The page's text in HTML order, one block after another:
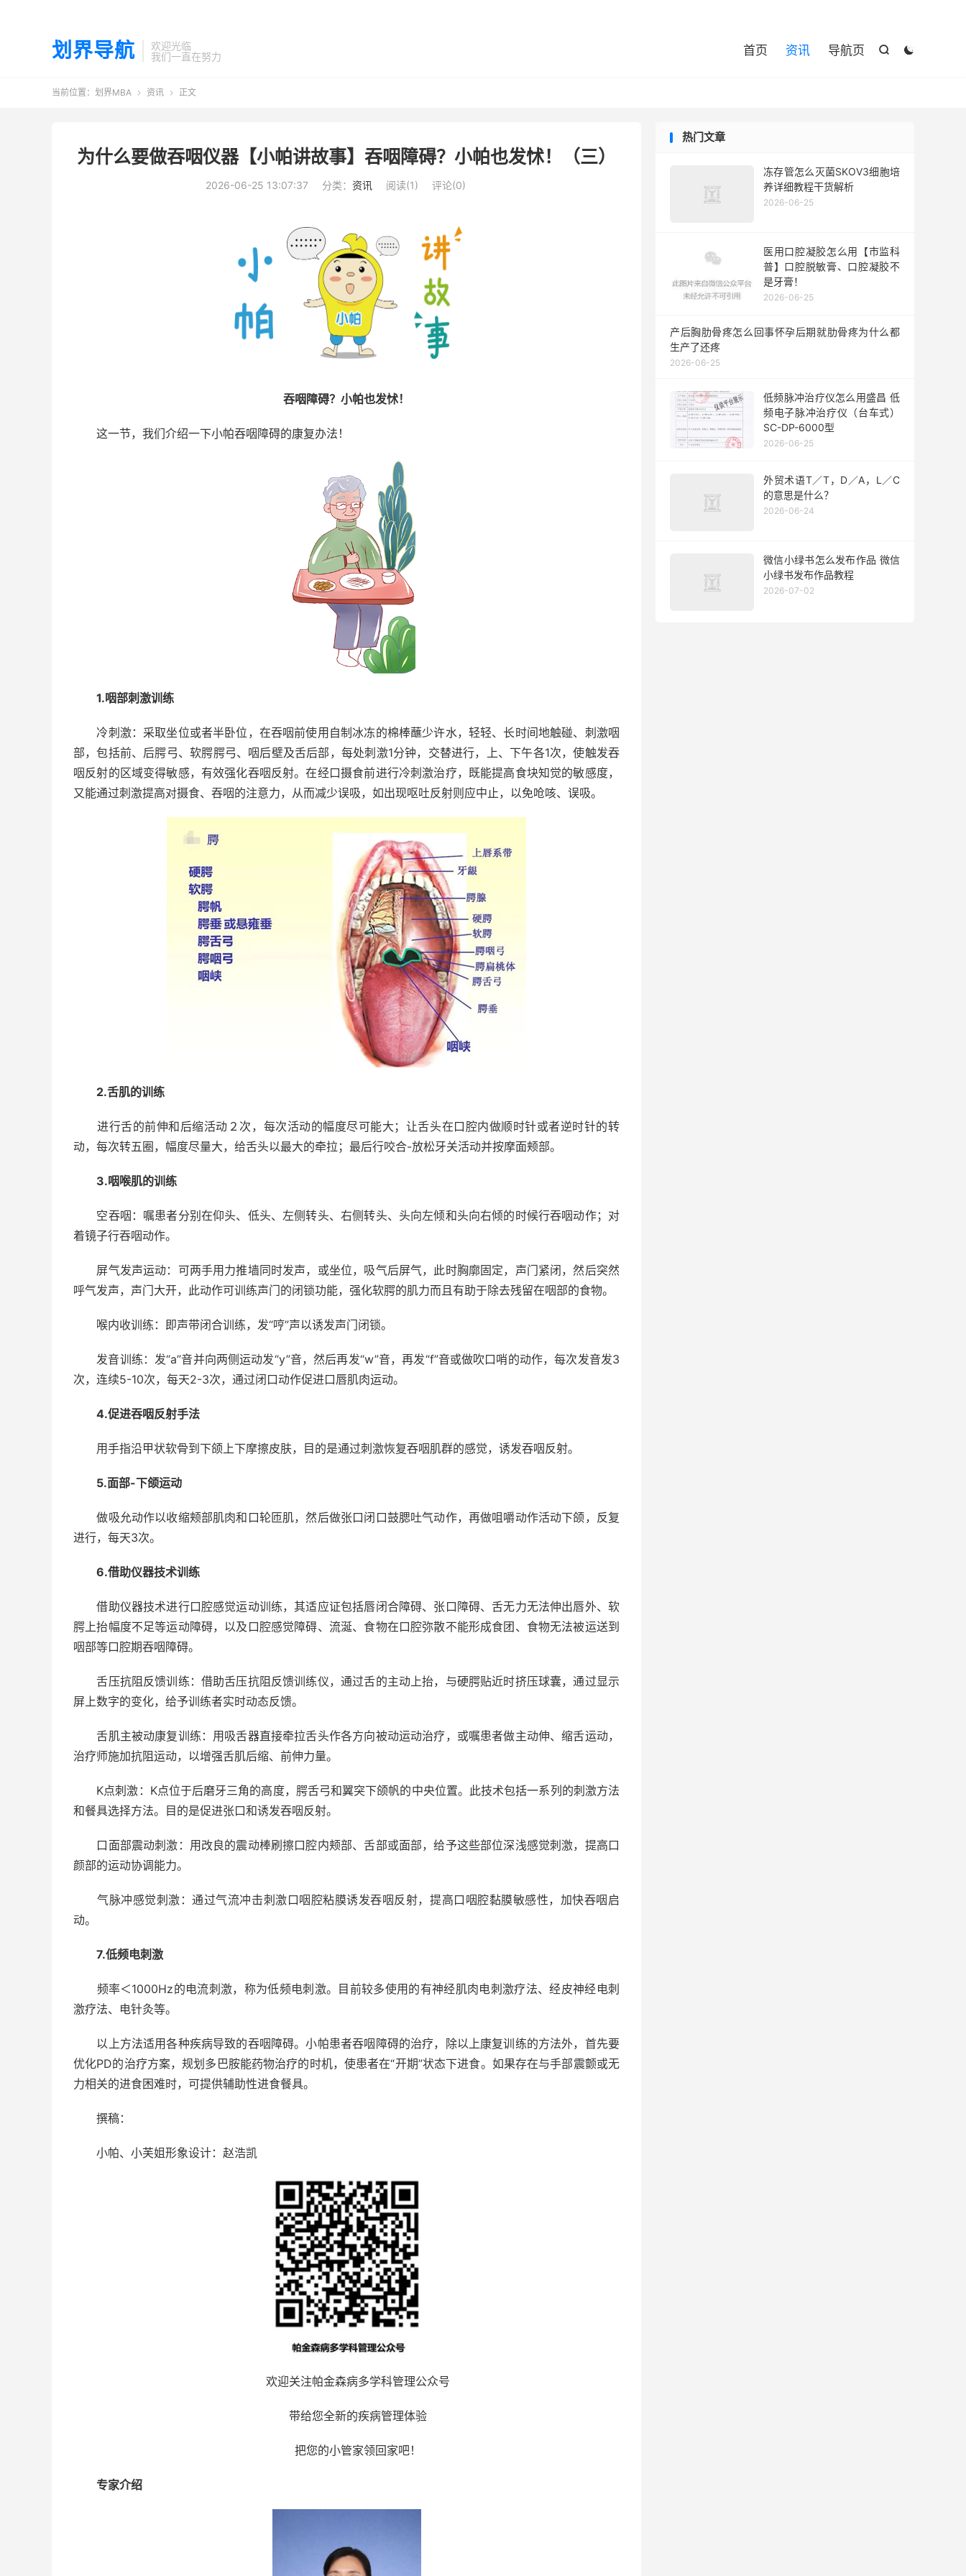
划界导航
欢迎光临
我们一直在努力


首页 资讯 导航页
当前位置： 划界MBA  资讯  正文
为什么要做吞咽仪器【小帕讲故事】吞咽障碍？小帕也发怵！（三）
2026-06-25 13:07:37 分类： 资讯 阅读(1) 评论(0)
吞咽障碍？小帕也发怵！
这一节，我们介绍一下小帕吞咽障碍的康复办法！
1.咽部刺激训练
冷刺激：采取坐位或者半卧位，在吞咽前使用自制冰冻的棉棒蘸少许水，轻轻、长时间地触碰、刺激咽
部，包括前、后腭弓、软腭腭弓、咽后壁及舌后部，每处刺激1分钟，交替进行，上、下午各1次，使触发吞
咽反射的区域变得敏感，有效强化吞咽反射。在经口摄食前进行冷刺激治疗，既能提高食块知觉的敏感度，
又能通过刺激提高对摄食、吞咽的注意力，从而减少误吸，如出现呕吐反射则应中止，以免呛咳、误吸。
2.舌肌的训练
进行舌的前伸和后缩活动２次，每次活动的幅度尽可能大；让舌头在口腔内做顺时针或者逆时针的转
动，每次转五圈，幅度尽量大，给舌头以最大的牵拉；最后行咬合-放松牙关活动并按摩面颊部。
3.咽喉肌的训练
空吞咽：嘱患者分别在仰头、低头、左侧转头、右侧转头、头向左倾和头向右倾的时候行吞咽动作；对
着镜子行吞咽动作。
屏气发声运动：可两手用力推墙同时发声，或坐位，吸气后屏气，此时胸廓固定，声门紧闭，然后突然
呼气发声，声门大开，此动作可训练声门的闭锁功能，强化软腭的肌力而且有助于除去残留在咽部的食物。
喉内收训练：即声带闭合训练，发“哼”声以诱发声门闭锁。
发音训练：发“a”音并向两侧运动发“y”音，然后再发“w”音，再发“f”音或做吹口哨的动作，每次发音发3
次，连续5-10次，每天2-3次，通过闭口动作促进口唇肌肉运动。
4.促进吞咽反射手法
用手指沿甲状软骨到下颌上下摩擦皮肤，目的是通过刺激恢复吞咽肌群的感觉，诱发吞咽反射。
5.面部-下颌运动
做吸允动作以收缩颊部肌肉和口轮匝肌，然后做张口闭口鼓腮吐气动作，再做咀嚼动作活动下颌，反复
进行，每天3次。
6.借助仪器技术训练
借助仪器技术进行口腔感觉运动训练，其适应证包括唇闭合障碍、张口障碍、舌无力无法伸出唇外、软
腭上抬幅度不足等运动障碍，以及口腔感觉障碍、流涎、食物在口腔弥散不能形成食团、食物无法被运送到
咽部等口腔期吞咽障碍。
舌压抗阻反馈训练：借助舌压抗阻反馈训练仪，通过舌的主动上抬，与硬腭贴近时挤压球囊，通过显示
屏上数字的变化，给予训练者实时动态反馈。
舌肌主被动康复训练：用吸舌器直接牵拉舌头作各方向被动运动治疗，或嘱患者做主动伸、缩舌运动，
治疗师施加抗阻运动，以增强舌肌后缩、前伸力量。
K点刺激：K点位于后磨牙三角的高度，腭舌弓和翼突下颌帆的中央位置。此技术包括一系列的刺激方法
和餐具选择方法。目的是促进张口和诱发吞咽反射。
口面部震动刺激：用改良的震动棒刷擦口腔内颊部、舌部或面部，给予这些部位深浅感觉刺激，提高口
颜部的运动协调能力。
气脉冲感觉刺激：通过气流冲击刺激口咽腔粘膜诱发吞咽反射，提高口咽腔黏膜敏感性，加快吞咽启
动。
7.低频电刺激
频率＜1000Hz的电流刺激，称为低频电刺激。目前较多使用的有神经肌肉电刺激疗法、经皮神经电刺
激疗法、电针灸等。
以上方法适用各种疾病导致的吞咽障碍。小帕患者吞咽障碍的治疗，除以上康复训练的方法外，首先要
优化PD的治疗方案，规划多巴胺能药物治疗的时机，使患者在“开期”状态下进食。如果存在与手部震颤或无
力相关的进食困难时，可提供辅助性进食餐具。
撰稿：
小帕、小芙姐形象设计：赵浩凯
欢迎关注帕金森病多学科管理公众号
带给您全新的疾病管理体验
把您的小管家领回家吧！
专家介绍
热门文章
冻存管怎么灭菌SKOV3细胞培
养详细教程干货解析
2026-06-25
医用口腔凝胶怎么用【市监科
普】口腔脱敏膏、口腔凝胶不
是牙膏！
2026-06-25
产后胸肋骨疼怎么回事怀孕后期就肋骨疼为什么都
生产了还疼
2026-06-25
低频脉冲治疗仪怎么用盛昌 低
频电子脉冲治疗仪（台车式）
SC-DP-6000型
2026-06-25
外贸术语T／T，D／A，L／C
的意思是什么？
2026-06-24
微信小绿书怎么发布作品 微信
小绿书发布作品教程
2026-07-02